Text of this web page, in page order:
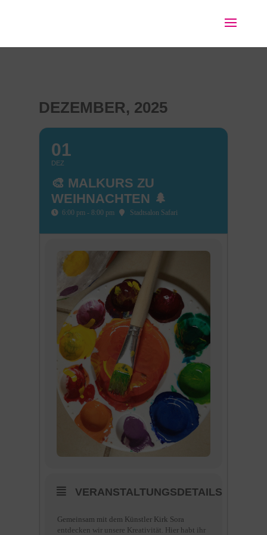
DEZEMBER, 2025
01
DEZ
🎨 MALKURS ZU
WEIHNACHTEN 🌲
6:00 pm - 8:00 pm Stadtsalon Safari
VERANSTALTUNGSDETAILS
Gemeinsam mit dem Künstler Kirk Sora
entdecken wir unsere Kreativität. Hier habt ihr